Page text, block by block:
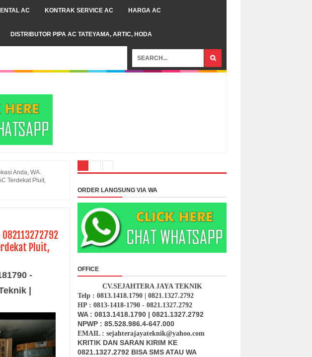
AC KONTRAK SERVICE AC HARGA AC
DISTRIBUTOR PIPA AC TATEYAMA, ARTIC, HODA
Anda, WA.
Terdekat Pluit,
Pluit,
-
|
ORDER LANGSUNG VIA WA
OFFICE
CV.SEJAHTERA JAYA TEKNIK
Telp : 0813.1418.1790 | 0821.1327.2792
HP : 0813-1418-1790 - 0821.1327.2792
WA : 0813.1418.1790 | 0821.1327.2792
NPWP : 85.528.986.4-647.000
EMAIL : sejahterajayateknik@yahoo.com
KRITIK DAN SARAN KIRIM KE
0821.1327.2792 BISA SMS ATAU WA